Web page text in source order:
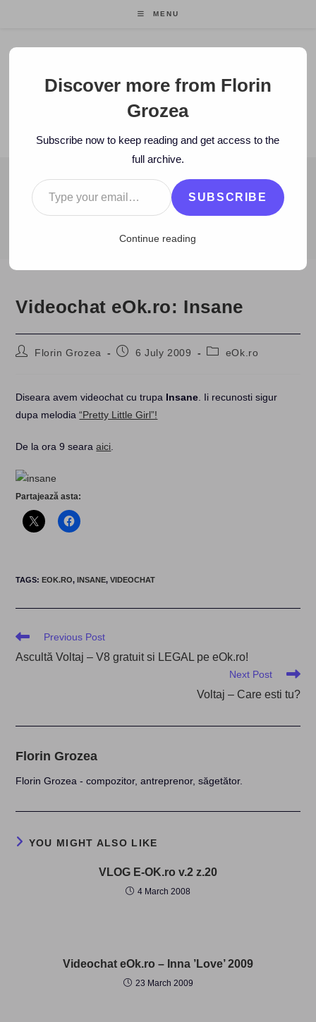
MENU
Florin Grozea
ENTREPRENEUR. FOUNDER/CEO MOCAPP.
BLOG
2009 > July > 6 > eOk.ro > Videochat eOk.ro: Insane
Videochat eOk.ro: Insane
PostFlorin Grozea
Post6 July 2009
PosteOk.ro
Diseara avem videochat cu trupa Insane . Ii recunosti sigur
dupa melodia“Pretty Little Girl”!
De la ora 9 searaaici
Partajează asta:
TAGS:EOK.RO, INSANE, VIDEOCHAT
Read
articles
Previous Post
Ascultă Voltaj – V8 gratuit si LEGAL pe eOk.ro!
Next Post
Voltaj – Care esti tu?
Florin Grozea
Florin Grozea - compozitor, antreprenor, săgetător.
YOU MIGHT ALSO LIKE
VLOG E-OK.ro v.2 z.20
4 March 2008
Videochat eOk.ro – Inna ’Love’ 2009
23 March 2009
Discover more from Florin
Grozea
Subscribe now to keep reading and get access to the
full archive.
Type your email…
SUBSCRIBE
Continue reading